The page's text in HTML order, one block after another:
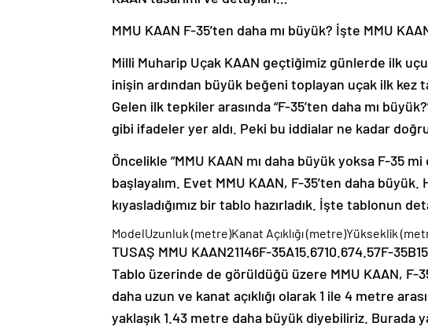
MMU KAAN F-35’ten daha mı büyük? İşte MMU
Milli Muharip Uçak KAAN geçtiğimiz günlerde ilk
inişin ardından büyük beğeni toplayan uçak ilk kez
Gelen ilk tepkiler arasında “F-35’ten daha mı
gibi ifadeler yer aldı. Peki bu iddialar ne kadar
Öncelikle “MMU KAAN mı daha büyük yoksa F-35
başlayalım. Evet MMU KAAN, F-35’ten daha
kıyasladığımız bir tablo hazırladık. İşte tablonun
ModelUzunluk (metre)Kanat Açıklığı (metre)Yükseklik
TUSAŞ MMU KAAN21146F-35A15.6710.674.57F-
Tablo üzerinde de görüldüğü üzere MMU KAAN, F-
daha uzun ve kanat açıklığı olarak 1 ile 4 metre
yaklaşık 1.43 metre daha büyük diyebiliriz. Burada